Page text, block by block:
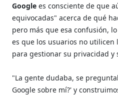
Google es consciente de que
equivocadas" acerca de qué
pero más que esa confusión,
es que los usuarios no utilicen
para gestionar su privacidad y
"La gente dudaba, se
Google sobre mí?' y